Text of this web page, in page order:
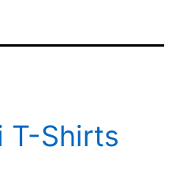
T-Shirts